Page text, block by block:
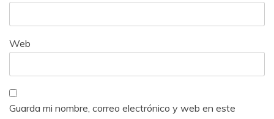
Web
Guarda mi nombre, correo electrónico y web en este